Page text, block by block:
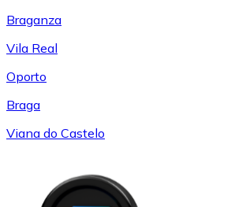
Braganza
Vila Real
Oporto
Braga
Viana do Castelo